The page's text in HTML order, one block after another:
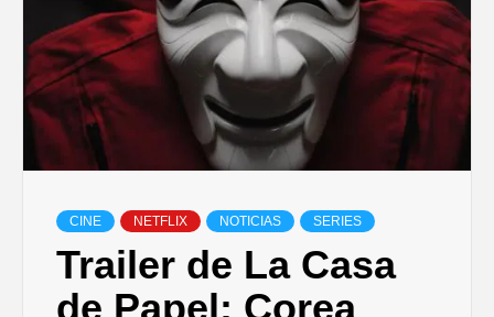
CINE NETFLIX NOTICIAS SERIES
Trailer de La Casa